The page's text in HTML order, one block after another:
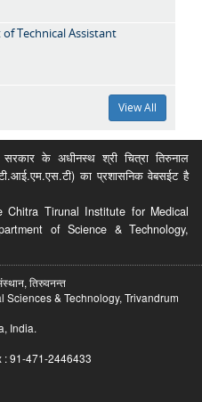
Technical Assistant
View All
सरकार के अधीनस्थ श्री चित्रा तिरुनाल
का प्रशासनिक वेबसईट है
Tirunal Institute for Medical
of Science & Technology,
तिरुवनन्त
& Technology, Trivandrum
India.
: 91-471-2446433